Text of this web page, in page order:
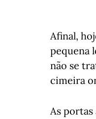
Afinal,
pequena
não se
cimeira
As portas